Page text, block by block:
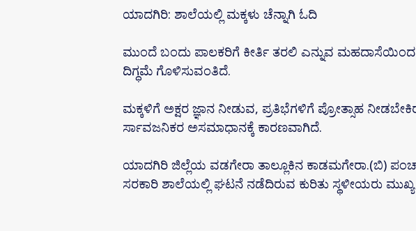
ಯಾದಗಿರಿ: ಶಾಲೆಯಲ್ಲಿ ಮಕ್ಕಳು ಚೆನ್ನಾಗಿ ಓದಿ
ಮುಂದೆ ಬಂದು ಪಾಲಕರಿಗೆ ಕೀರ್ತಿ ತರಲಿ ಎನ್ನುವ
ದಿಗ್ಧಮೆ ಗೊಳಿಸುವಂತಿದೆ.
ಮಕ್ಕಳಿಗೆ ಅಕ್ಷರ ಜ್ಞಾನ ನೀಡುವ, ಪ್ರತಿಭೆಗಳಿಗೆ ಪ್ರೋತ್ಸಾಹ
ರ್ಸಾವಜನಿಕರ ಅಸಮಾಧಾನಕ್ಕೆ ಕಾರಣವಾಗಿದೆ.
ಯಾದಗಿರಿ ಜಿಲ್ಲೆಯ ವಡಗೇರಾ ತಾಲ್ಲೂಕಿನ ಕಾಡಮಗೇರಾ.(ಬಿ)
ಸರಕಾರಿ ಶಾಲೆಯಲ್ಲಿ ಘಟನೆ ನಡೆದಿರುವ ಕುರಿತು ಸ್ಥಳೀಯರು ಮುಖ್ಯ